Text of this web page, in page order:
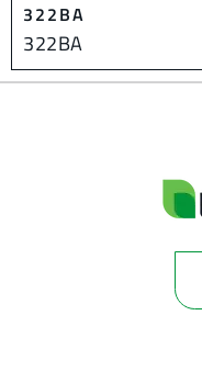
322BA
322BA